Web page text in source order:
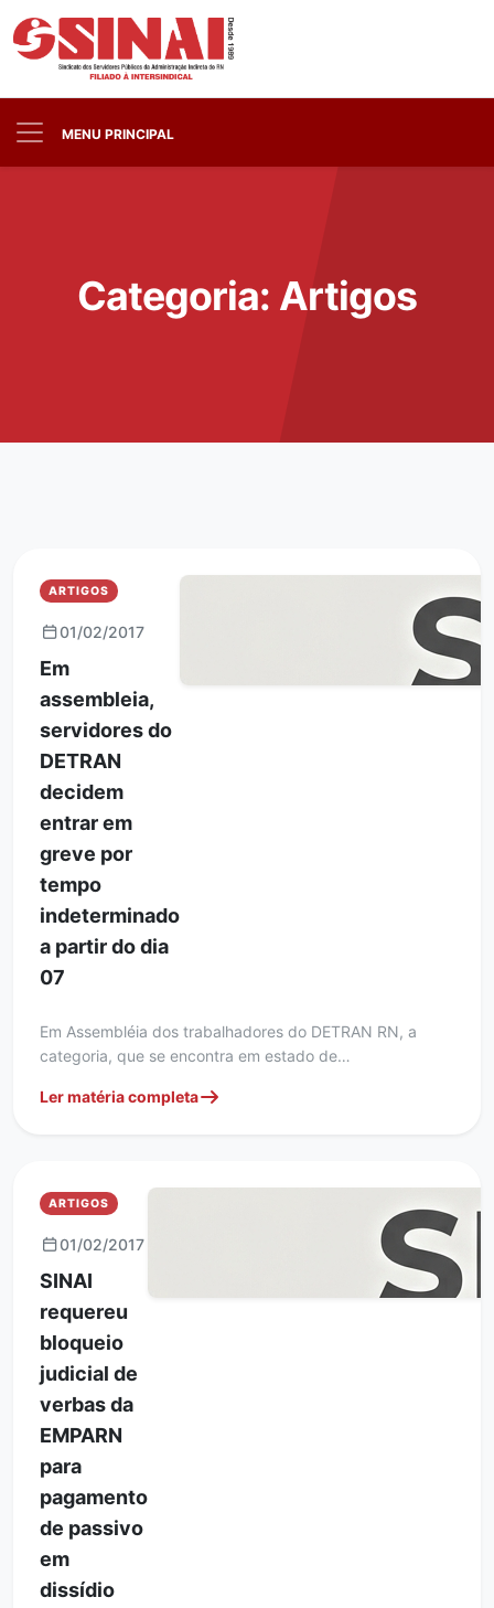
MENU PRINCIPAL
Categoria: Artigos
ARTIGOS
01/02/2017
Em
assembleia,
servidores do
DETRAN
decidem
entrar em
greve por
tempo
indeterminado
a partir do dia
07
Em Assembléia dos trabalhadores do DETRAN RN, a
categoria, que se encontra em estado de…
Ler matéria completa
ARTIGOS
01/02/2017
SINAI
requereu
bloqueio
judicial de
verbas da
EMPARN
para
pagamento
de passivo
em
dissídio